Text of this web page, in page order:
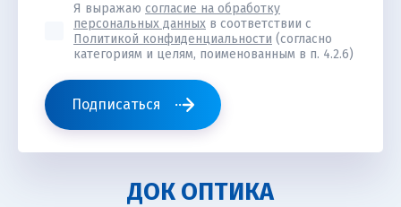
Я выражаю согласие на обработку
персональных данных в соответствии с
Политикой конфиденциальности (согласно
категориям и целям, поименованным в п. 4.2.6)
Подписаться
ДОК ОПТИКА